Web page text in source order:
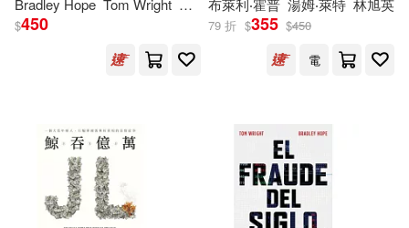
Hachette Book Group(1)
可超商取貨(5) 可海外宅配(5)
可港澳店取(5)
Bradley Hope Tom Wright 林旭英
$450
布萊利‧霍普 湯姆‧萊特 林旭英
79 折 $355 $450
電